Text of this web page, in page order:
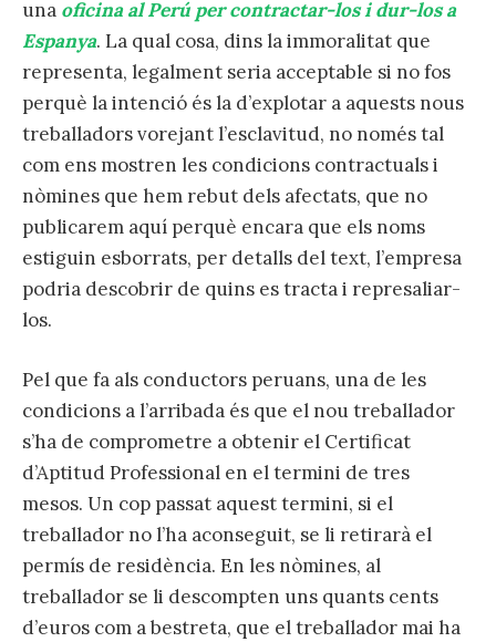
una oficina al Perú per contractar-los i dur-los a
Espanya. La qual cosa, dins la immoralitat que
representa, legalment seria acceptable si no fos
perquè la intenció és la d’explotar a aquests nous
treballadors vorejant l’esclavitud, no només tal
com ens mostren les condicions contractuals i
nòmines que hem rebut dels afectats, que no
publicarem aquí perquè encara que els noms
estiguin esborrats, per detalls del text, l’empresa
podria descobrir de quins es tracta i represaliar-
los.
Pel que fa als conductors peruans, una de les
condicions a l’arribada és que el nou treballador
s’ha de comprometre a obtenir el Certificat
d’Aptitud Professional en el termini de tres
mesos. Un cop passat aquest termini, si el
treballador no l’ha aconseguit, se li retirarà el
permís de residència. En les nòmines, al
treballador se li descompten uns quants cents
d’euros com a bestreta, que el treballador mai ha